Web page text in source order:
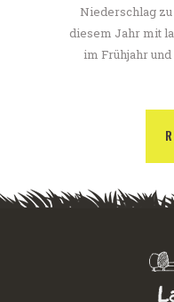
Niederschlag
diesem Jahr mit
im Frühjahr